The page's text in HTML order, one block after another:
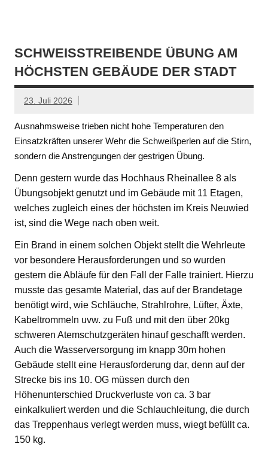
SCHWEISSTREIBENDE ÜBUNG AM H
ÖCHSTEN GEBÄUDE DER STADT
23. Juli 2026
Ausnahmsweise trieben nicht hohe Temperaturen den
Einsatzkräften unserer Wehr die Schweißperlen auf die Stirn,
sondern die Anstrengungen der gestrigen Übung.
Denn gestern wurde das Hochhaus Rheinallee 8 als
Übungsobjekt genutzt und im Gebäude mit 11 Etagen,
welches zugleich eines der höchsten im Kreis Neuwied
ist, sind die Wege nach oben weit.
Ein Brand in einem solchen Objekt stellt die Wehrleute
vor besondere Herausforderungen und so wurden
gestern die Abläufe für den Fall der Falle trainiert. Hierzu
musste das gesamte Material, das auf der Brandetage
benötigt wird, wie Schläuche, Strahlrohre, Lüfter, Äxte,
Kabeltrommeln uvw. zu Fuß und mit den über 20kg
schweren Atemschutzgeräten hinauf geschafft werden.
Auch die Wasserversorgung im knapp 30m hohen
Gebäude stellt eine Herausforderung dar, denn auf der
Strecke bis ins 10. OG müssen durch den
Höhenunterschied Druckverluste von ca. 3 bar
einkalkuliert werden und die Schlauchleitung, die durch
das Treppenhaus verlegt werden muss, wiegt befüllt ca.
150 kg.